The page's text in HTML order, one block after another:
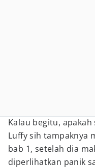
Kalau begitu,
Luffy sih tampaknya
bab 1, setelah dia
diperlihatkan panik